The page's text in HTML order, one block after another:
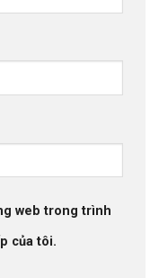
web trong trình
của tôi.